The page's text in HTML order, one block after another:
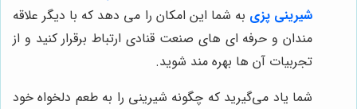
شیرینی پزی به شما این امکان را می دهد که با دیگر علاقه
مندان و حرفه ای های صنعت قنادی ارتباط برقرار کنید و از
تجربیات آن ها بهره مند شوید.
شما یاد می‌گیرید که چگونه شیرینی را به طعم دلخواه خود